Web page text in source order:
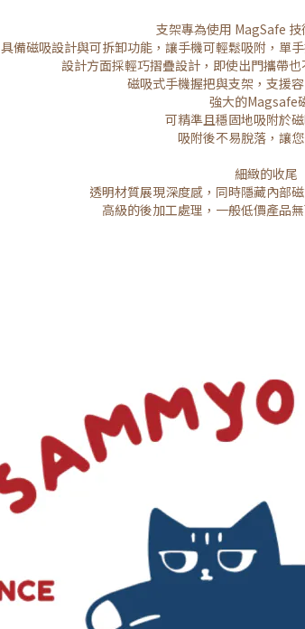
支架專為使用 MagSafe
具備磁吸設計與可拆卸功能，讓手機可輕鬆吸附，單
設計方面採輕巧摺疊設計，即使出門攜帶
磁吸式手機握把與支架，支援
強大的Magsafe
可精準且穩固地吸附於
吸附後不易脫落，讓
細緻的收尾
透明材質展現深度感，同時隱藏內部
高級的後加工處理，一般低價產品